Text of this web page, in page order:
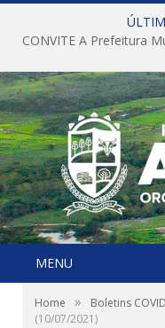
MENU
Home » Boletins
(10/07/2021)